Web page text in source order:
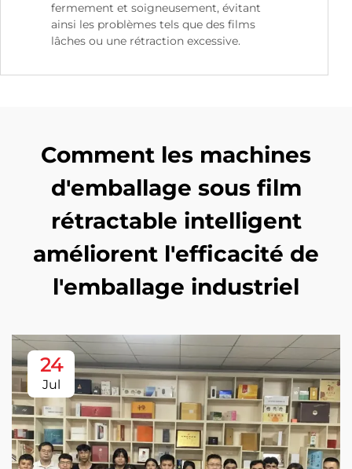
fermement et soigneusement, évitant
ainsi les problèmes tels que des films
lâches ou une rétraction excessive.
Comment les machines
d'emballage sous film
rétractable intelligent
améliorent l'efficacité de
l'emballage industriel
24
Jul